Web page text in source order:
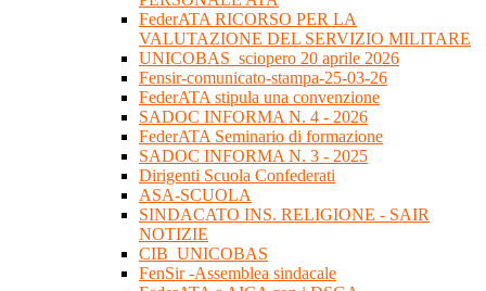
FederATA RICORSO PER LA
VALUTAZIONE DEL SERVIZIO MILITARE
UNICOBAS_sciopero 20 aprile 2026
Fensir-comunicato-stampa-25-03-26
FederATA stipula una convenzione
SADOC INFORMA N. 4 - 2026
FederATA Seminario di formazione
SADOC INFORMA N. 3 - 2025
Dirigenti Scuola Confederati
ASA-SCUOLA
SINDACATO INS. RELIGIONE - SAIR
NOTIZIE
CIB_UNICOBAS
FenSir -Assemblea sindacale